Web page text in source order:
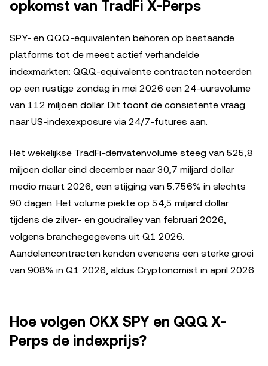
opkomst van TradFi X-Perps
SPY- en QQQ-equivalenten behoren op bestaande
platforms tot de meest actief verhandelde
indexmarkten: QQQ-equivalente contracten noteerden
op een rustige zondag in mei 2026 een 24-uursvolume
van 112 miljoen dollar. Dit toont de consistente vraag
naar US-indexexposure via 24/7-futures aan.
Het wekelijkse TradFi-derivatenvolume steeg van 525,8
miljoen dollar eind december naar 30,7 miljard dollar
medio maart 2026, een stijging van 5.756% in slechts
90 dagen. Het volume piekte op 54,5 miljard dollar
tijdens de zilver- en goudralley van februari 2026,
volgens branchegegevens uit Q1 2026.
Aandelencontracten kenden eveneens een sterke groei
van 908% in Q1 2026, aldus Cryptonomist in april 2026.
Hoe volgen OKX SPY en QQQ X-
Perps de indexprijs?